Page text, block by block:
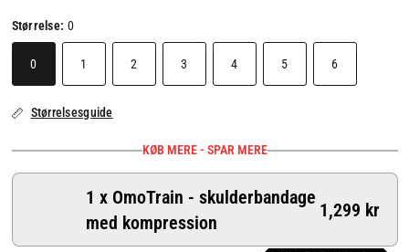
Størrelse: 0
0 1 2 3 4 5 6
Størrelsesguide
KØB MERE - SPAR MERE
1 x OmoTrain - skulderbandage
med kompression
1,299 kr